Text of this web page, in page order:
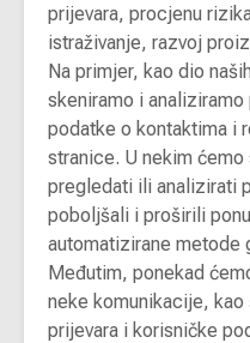
prijevara, procjenu
istraživanje, razvoj
Na primjer, kao dio
skeniramo i
podatke o kontaktima i
stranice. U nekim
pregledati ili analizirati
poboljšali i proširili
automatizirane metode
Međutim, ponekad
neke komunikacije,
prijevara i korisničke